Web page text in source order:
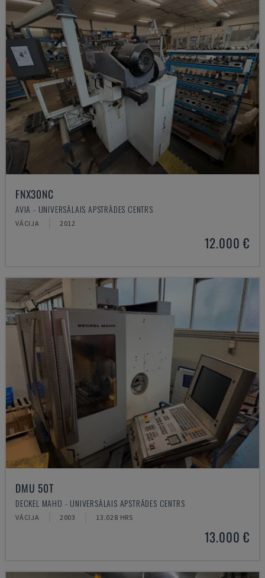
FNX30NC
AVIA - UNIVERSĀLAIS APSTRĀDES CENTRS
VĀCIJA 2012
12.000 €
DMU 50T
DECKEL MAHO - UNIVERSĀLAIS APSTRĀDES CENTRS
VĀCIJA 2003 13.028 HRS
13.000 €